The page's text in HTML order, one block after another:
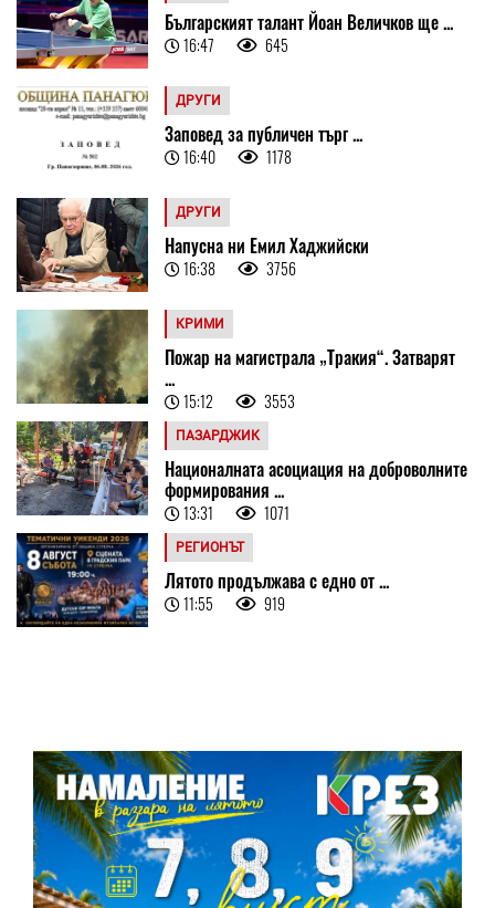
Българският талант Йоан Величков ще ...
16:47 645
ДРУГИ
Заповед за публичен търг ...
16:40 1178
ДРУГИ
Напусна ни Емил Хаджийски
16:38 3756
КРИМИ
Пожар на магистрала „Тракия“. Затварят
...
15:12 3553
ПАЗАРДЖИК
Националната асоциация на доброволните
формирования ...
13:31 1071
РЕГИОНЪТ
Лятото продължава с едно от ...
11:55 919